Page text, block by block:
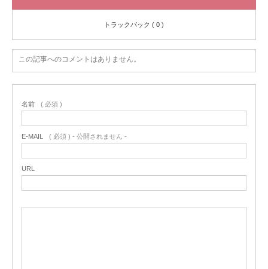
トラックバック ( 0 )
この記事へのコメントはありません。
名前 ( 必須 )
E-MAIL ( 必須 ) - 公開されません -
URL